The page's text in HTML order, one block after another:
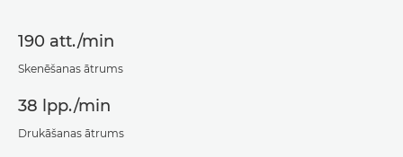
190 att./min
Skenēšanas ātrums
38 lpp./min
Drukāšanas ātrums